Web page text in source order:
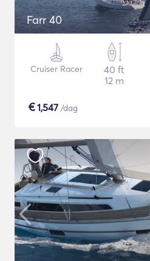
Farr 40
Cruiser Racer
40 ft
12 m
€1,547 /dag